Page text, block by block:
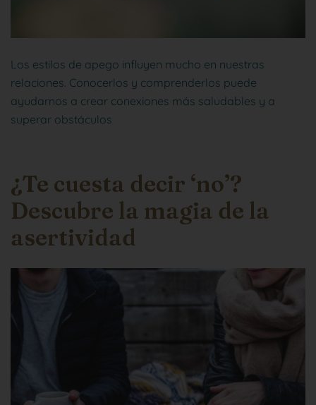
Los estilos de apego influyen mucho en nuestras
relaciones. Conocerlos y comprenderlos puede
ayudarnos a crear conexiones más saludables y a
superar obstáculos
¿Te cuesta decir ‘no’?
Descubre la magia de la
asertividad